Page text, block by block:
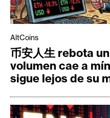
AltCoins
币安人生 rebota
volumen cae a
sigue lejos de su